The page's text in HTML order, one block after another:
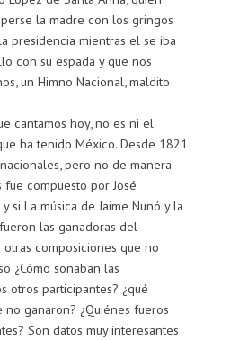
la madre con los gringos
presidencia mientras el se iba
con su espada y que nos
un Himno Nacional, maldito
cantamos hoy, no es ni el
ha tenido México. Desde 1821
pero no de manera
compuesto por José
si La música de Jaime Nunó y la
las ganadoras del
composiciones que no
¿Cómo sonaban las
otros participantes? ¿qué
ganaron? ¿Quiénes fueros
Son datos muy interesantes